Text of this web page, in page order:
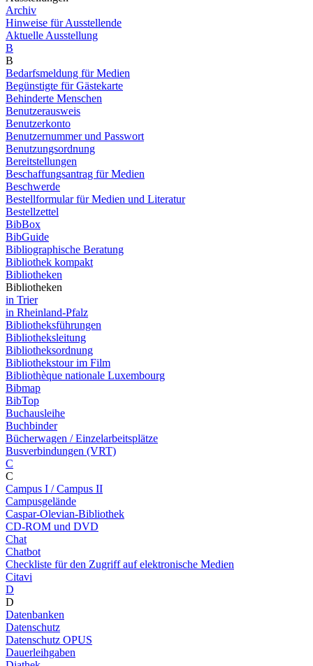
Archiv
Hinweise für Ausstellende
Aktuelle Ausstellung
B
B
Bedarfsmeldung für Medien
Begünstigte für Gästekarte
Behinderte Menschen
Benutzerausweis
Benutzerkonto
Benutzernummer und Passwort
Benutzungsordnung
Bereitstellungen
Beschaffungsantrag für Medien
Beschwerde
Bestellformular für Medien und Literatur
Bestellzettel
BibBox
BibGuide
Bibliographische Beratung
Bibliothek kompakt
Bibliotheken
Bibliotheken
in Trier
in Rheinland-Pfalz
Bibliotheksführungen
Bibliotheksleitung
Bibliotheksordnung
Bibliothekstour im Film
Bibliothèque nationale Luxembourg
Bibmap
BibTop
Buchausleihe
Buchbinder
Bücherwagen / Einzelarbeitsplätze
Busverbindungen (VRT)
C
C
Campus I / Campus II
Campusgelände
Caspar-Olevian-Bibliothek
CD-ROM und DVD
Chat
Chatbot
Checkliste für den Zugriff auf elektronische Medien
Citavi
D
D
Datenbanken
Datenschutz
Datenschutz OPUS
Dauerleihgaben